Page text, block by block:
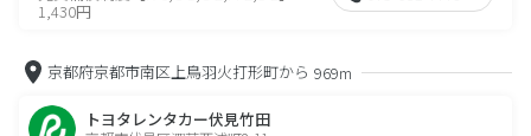
1,430円
京都府京都市南区上鳥羽火打形町から 969m
トヨタレンタカー伏見竹田